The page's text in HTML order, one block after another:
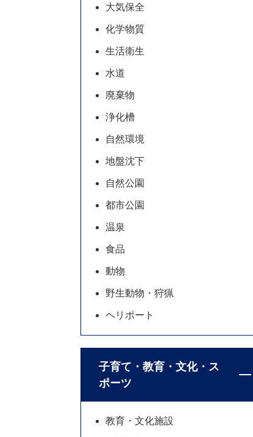
大気保全
化学物質
生活衛生
水道
廃棄物
浄化槽
自然環境
地盤沈下
自然公園
都市公園
温泉
食品
動物
野生動物・狩猟
ヘリポート
子育て・教育・文化・ス
ポーツ
教育・文化施設